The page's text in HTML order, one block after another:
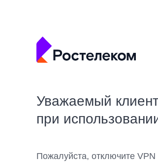
Уважаемый
при
Пожалуйста, отключите